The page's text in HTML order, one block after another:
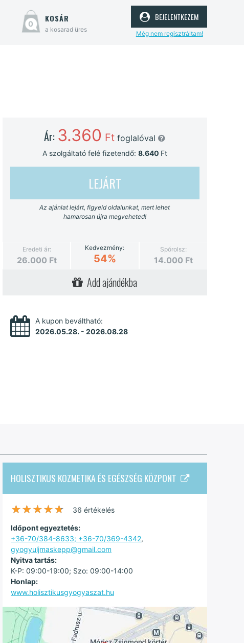
0 kosár
a kosarad üres
bejelentkezem
Még nem regisztráltam!
Ár: 3.360 Ft foglalóval
A szolgáltató felé fizetendő: 8.640 Ft
LEJÁRT
Az ajánlat lejárt, figyeld oldalunkat, mert lehet
hamarosan újra megveheted!
Eredeti ár:
26.000 Ft
Kedvezmény:
54%
Spórolsz:
14.000 Ft
Add ajándékba
A kupon beváltható:
2026.05.28. - 2026.08.28
HOLISZTIKUS KOZMETIKA ÉS EGÉSZSÉG KÖZPONT
★★★★★
★★★★★ 36 értékelés
Időpont egyeztetés:
+36-70/384-8633; +36-70/369-4342,
gyogyuljmaskepp@gmail.com
Nyitva tartás:
K-P: 09:00-19:00; Szo: 09:00-14:00
Honlap:
www.holisztikusgyogyaszat.hu